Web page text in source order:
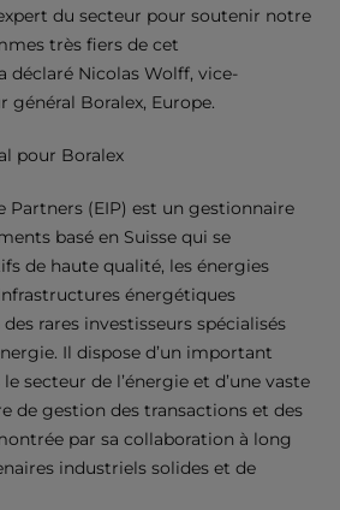
du secteur pour soutenir notre
très fiers de cet
déclaré Nicolas Wolff, vice-
Boralex, Europe.
pour Boralex
Partners (EIP) est un gestionnaire
basé en Suisse qui se
de haute qualité, les énergies
énergétiques
rares investisseurs spécialisés
Il dispose d’un important
secteur de l’énergie et d’une vaste
de gestion des transactions et des
par sa collaboration à long
industriels solides et de